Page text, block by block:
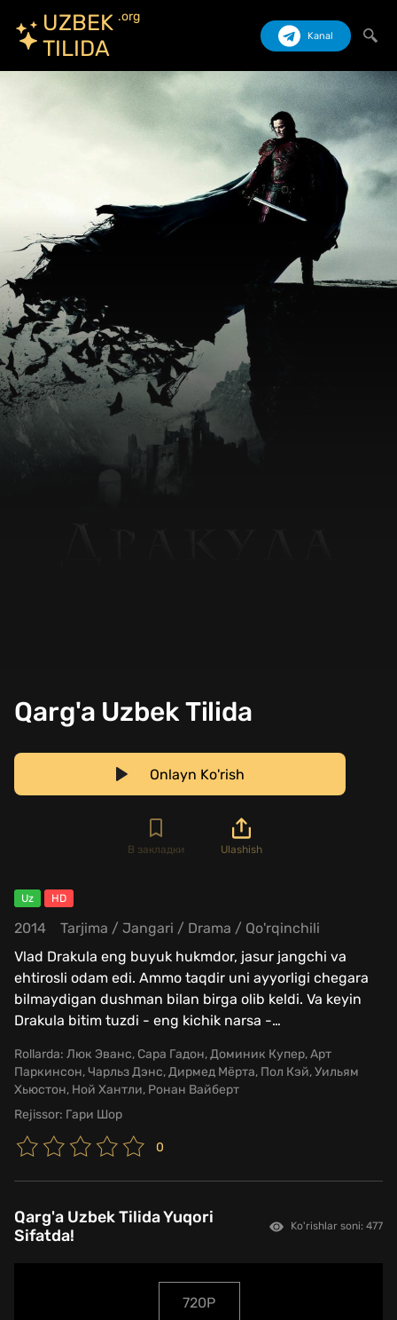
UZBEK
TILIDA
.org
Kanal
Izlash
Qarg'a Uzbek Tilida
Onlayn Ko'rish
В закладки Ulashish
Uz HD
2014 Tarjima / Jangari / Drama / Qo'rqinchili
Vlad Drakula eng buyuk hukmdor, jasur jangchi va
ehtirosli odam edi. Ammo taqdir uni ayyorligi chegara
bilmaydigan dushman bilan birga olib keldi. Va keyin
Drakula bitim tuzdi - eng kichik narsa -…
Rollarda: Люк Эванс, Сара Гадон, Доминик Купер, Арт
Паркинсон, Чарльз Дэнс, Дирмед Мёрта, Пол Кэй, Уильям
Хьюстон, Ной Хантли, Ронан Вайберт
Rejissor: Гари Шор
0
Qarg'a Uzbek Tilida Yuqori
Sifatda!
Ko'rishlar soni: 477
720P